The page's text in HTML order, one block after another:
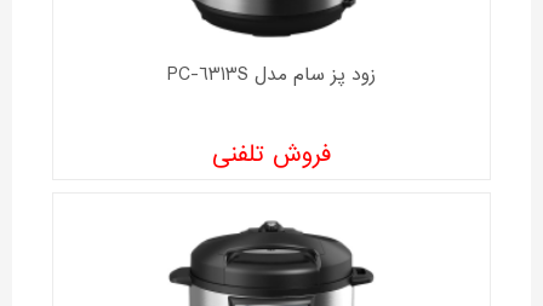
زود پز سام مدل PC-6313S
فروش تلفنی